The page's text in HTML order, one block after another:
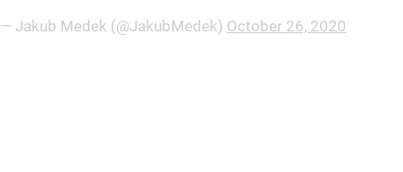
— Jakub Medek (@JakubMedek) October 26, 2020